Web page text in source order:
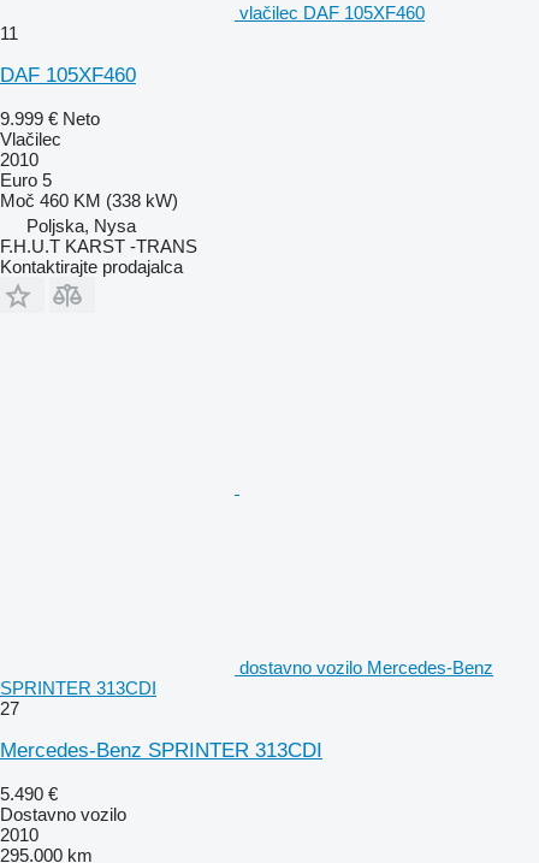
vlačilec DAF 105XF460
11
DAF 105XF460
9.999 € Neto
Vlačilec
2010
Euro 5
Moč 460 KM (338 kW)
Poljska, Nysa
F.H.U.T KARST -TRANS
Kontaktirajte prodajalca
dostavno vozilo Mercedes-Benz
SPRINTER 313CDI
27
Mercedes-Benz SPRINTER 313CDI
5.490 €
Dostavno vozilo
2010
295.000 km